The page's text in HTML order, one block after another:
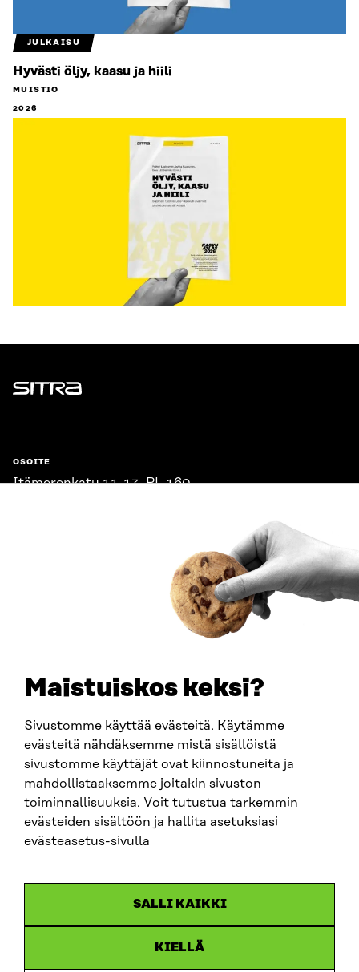
Maistuiskos keksi?
Sivustomme käyttää evästeitä. Käytämme
evästeitä nähdäksemme mistä sisällöistä
sivustomme käyttäjät ovat kiinnostuneita ja
mahdollistaaksemme joitakin sivuston
toiminnallisuuksia. Voit tutustua tarkemmin
evästeiden sisältöön ja hallita asetuksiasi
evästeasetus-sivulla
SALLI KAIKKI
KIELLÄ
JULKAISU
Hyvästi öljy, kaasu ja hiili
MUISTIO
2026
Sitra
OSOITE
Itämerenkatu 11-13, PL 160,
SITRA SOSIAALISESSA MEDIASSA
LinkedIn
Instagram
YouTube